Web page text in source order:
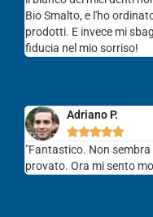
Bio Smalto, e l'ho
prodotti. E invece mi
fiducia nel mio sorriso!
Adriano P.

"Fantastico. Non
provato. Ora mi sento